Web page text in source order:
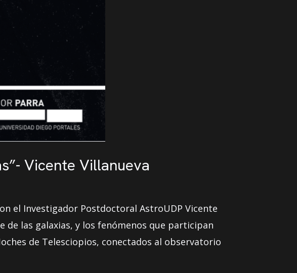
Vicente Villanueva
el Investigador Postdoctoral AstroUDP Vicente
las galaxias, y los fenómenos que participan
de Telesciopios, conectados al observatorio